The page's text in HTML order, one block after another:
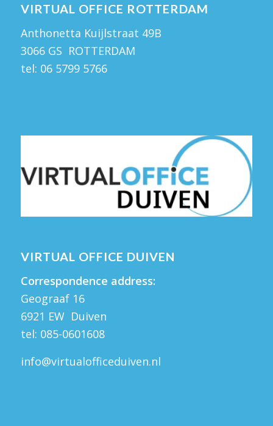
VIRTUAL OFFICE ROTTERDAM
Anthonetta Kuijlstraat 49B
3066 GS ROTTERDAM
tel: 06 5799 5766
VIRTUAL OFFICE DUIVEN
Correspondence address:
Geograaf 16
6921 EW Duiven
tel: 085-0601608
info@virtualofficeduiven.nl